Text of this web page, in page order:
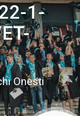
1-
Onesti